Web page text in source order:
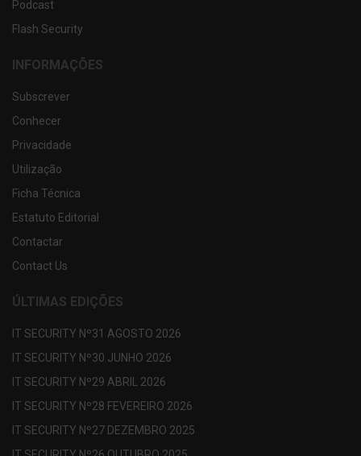
Podcast
Flash Security
INFORMAÇÕES
Subscrever
Conhecer
Privacidade
Utilização
Ficha Técnica
Estatuto Editorial
Contactar
Contact Us
ÚLTIMAS EDIÇÕES
IT SECURITY Nº31 AGOSTO 2026
IT SECURITY Nº30 JUNHO 2026
IT SECURITY Nº29 ABRIL 2026
IT SECURITY Nº28 FEVEREIRO 2026
IT SECURITY Nº27 DEZEMBRO 2025